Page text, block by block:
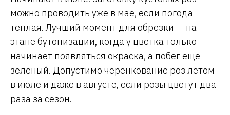
можно проводить уже в мае, если погода
теплая. Лучший момент для обрезки — на
этапе бутонизации, когда у цветка только
начинает появляться окраска, а побег еще
зеленый. Допустимо черенкование роз летом
в июле и даже в августе, если розы цветут два
раза за сезон.